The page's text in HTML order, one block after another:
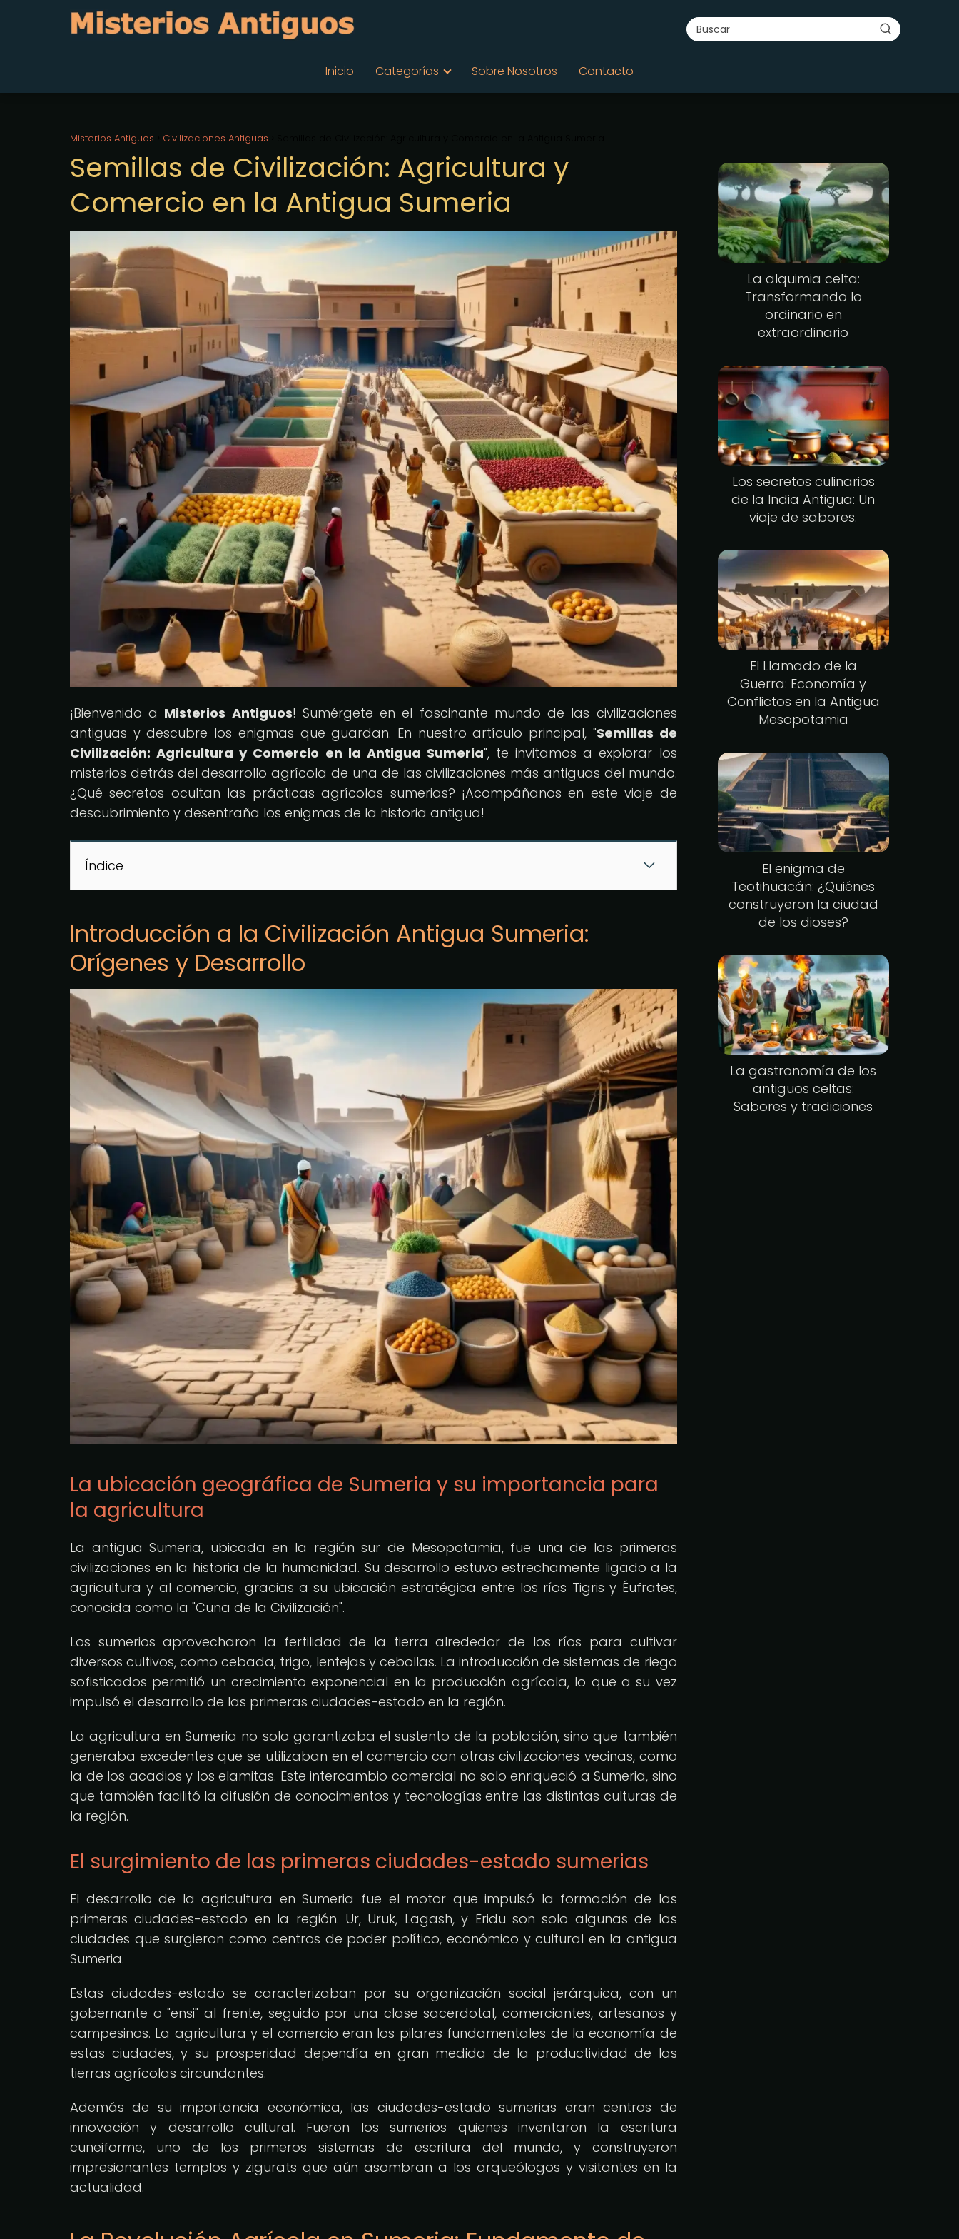
Inicio Categorías Sobre Nosotros Contacto
Misterios Antiguos Civilizaciones Antiguas
Semillas de Civilización: Agricultura y
Comercio en la Antigua Sumeria
¡Bienvenido a Misterios Antiguos! Sumérgete en el fascinante mundo de las civilizaciones
antiguas y descubre los enigmas que guardan. En nuestro artículo principal, "Semillas de
Civilización: Agricultura y Comercio en la Antigua Sumeria", te invitamos a explorar los
misterios detrás del desarrollo agrícola de una de las civilizaciones más antiguas del mundo.
¿Qué secretos ocultan las prácticas agrícolas sumerias? ¡Acompáñanos en este viaje de
descubrimiento y desentraña los enigmas de la historia antigua!
Índice
Introducción a la Civilización Antigua Sumeria:
Orígenes y Desarrollo
La ubicación geográfica de Sumeria y su importancia para
la agricultura
La antigua Sumeria, ubicada en la región sur de Mesopotamia, fue una de las primeras
civilizaciones en la historia de la humanidad. Su desarrollo estuvo estrechamente ligado a la
agricultura y al comercio, gracias a su ubicación estratégica entre los ríos Tigris y Éufrates,
conocida como la "Cuna de la Civilización".
Los sumerios aprovecharon la fertilidad de la tierra alrededor de los ríos para cultivar
diversos cultivos, como cebada, trigo, lentejas y cebollas. La introducción de sistemas de riego
sofisticados permitió un crecimiento exponencial en la producción agrícola, lo que a su vez
impulsó el desarrollo de las primeras ciudades-estado en la región.
La agricultura en Sumeria no solo garantizaba el sustento de la población, sino que también
generaba excedentes que se utilizaban en el comercio con otras civilizaciones vecinas, como
la de los acadios y los elamitas. Este intercambio comercial no solo enriqueció a Sumeria, sino
que también facilitó la difusión de conocimientos y tecnologías entre las distintas culturas de
la región.
El surgimiento de las primeras ciudades-estado sumerias
El desarrollo de la agricultura en Sumeria fue el motor que impulsó la formación de las
primeras ciudades-estado en la región. Ur, Uruk, Lagash, y Eridu son solo algunas de las
ciudades que surgieron como centros de poder político, económico y cultural en la antigua
Sumeria.
Estas ciudades-estado se caracterizaban por su organización social jerárquica, con un
gobernante o "ensi" al frente, seguido por una clase sacerdotal, comerciantes, artesanos y
campesinos. La agricultura y el comercio eran los pilares fundamentales de la economía de
estas ciudades, y su prosperidad dependía en gran medida de la productividad de las
tierras agrícolas circundantes.
Además de su importancia económica, las ciudades-estado sumerias eran centros de
innovación y desarrollo cultural. Fueron los sumerios quienes inventaron la escritura
cuneiforme, uno de los primeros sistemas de escritura del mundo, y construyeron
impresionantes templos y zigurats que aún asombran a los arqueólogos y visitantes en la
actualidad.
La alquimia celta:
Transformando lo
ordinario en
extraordinario
Los secretos culinarios
de la India Antigua: Un
viaje de sabores.
El Llamado de la
Guerra: Economía y
Conflictos en la Antigua
Mesopotamia
El enigma de
Teotihuacán: ¿Quiénes
construyeron la ciudad
de los dioses?
La gastronomía de los
antiguos celtas:
Sabores y tradiciones